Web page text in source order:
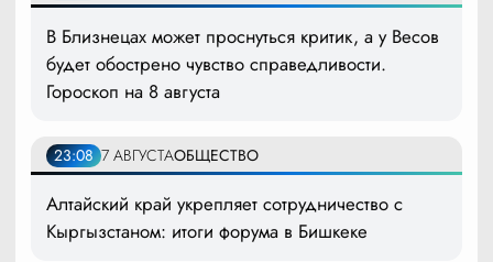
В Близнецах может проснуться критик, а у Весов
будет обострено чувство справедливости.
Гороскоп на 8 августа
23:08 7 АВГУСТАОБЩЕСТВО
Алтайский край укрепляет сотрудничество с
Кыргызстаном: итоги форума в Бишкеке